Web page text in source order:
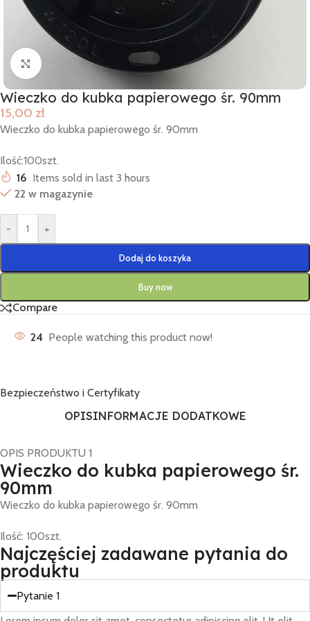
Click to enlarge
Wieczko do kubka papierowego śr. 90mm
15,00 zł
Wieczko do kubka papierowego śr. 90mm
Ilość:100szt.
16 Items sold in last 3 hours
22 w magazynie
- +
Dodaj do koszyka
Buy now
Compare
24 People watching this product now!
Bezpieczeństwo i Certyfikaty
OPISINFORMACJE DODATKOWE
OPIS PRODUKTU 1
Wieczko do kubka papierowego śr.
90mm
Wieczko do kubka papierowego śr. 90mm
Ilość: 100szt.
Najczęściej zadawane pytania do
produktu
Pytanie 1